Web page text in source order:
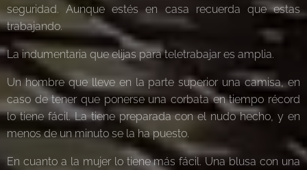
seguridad. Aunque estés en casa recuerda que estas
trabajando.
La indumentaria que elijas para teletrabajar es amplia.
Un hombre que lleve en la parte superior una camisa, en
caso de tener que ponerse una corbata en tiempo récord
lo tiene fácil. La tiene preparada con el nudo hecho, y en
menos de un minuto se la ha puesto.
En cuanto a la mujer lo tiene más fácil. Una blusa con una